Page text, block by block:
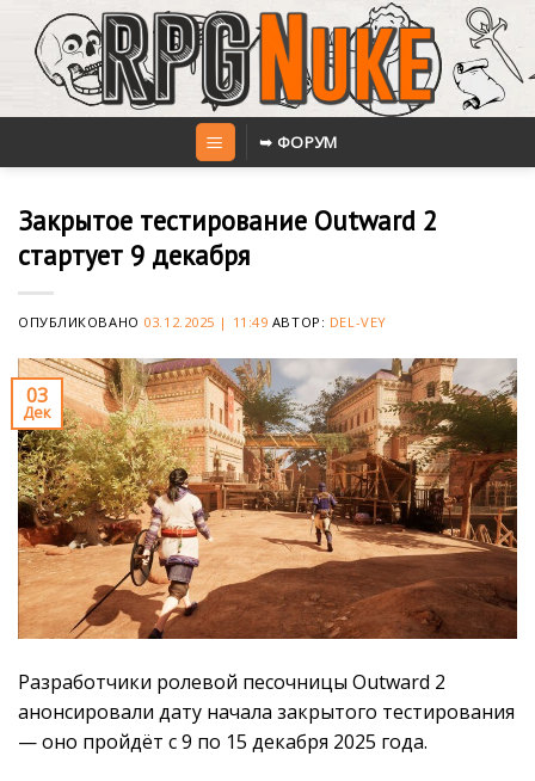
content
➥ ФОРУМ
Закрытое тестирование Outward 2
стартует 9 декабря
ОПУБЛИКОВАНО 03.12.2025 | 11:49 АВТОР: DEL-VEY
03
Дек
Разработчики ролевой песочницы Outward 2
анонсировали дату начала закрытого тестирования
— оно пройдёт с 9 по 15 декабря 2025 года.